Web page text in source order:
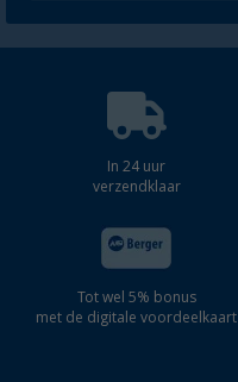
In 24 uur
verzendklaar
Tot wel 5% bonus
met de digitale voordeelkaart